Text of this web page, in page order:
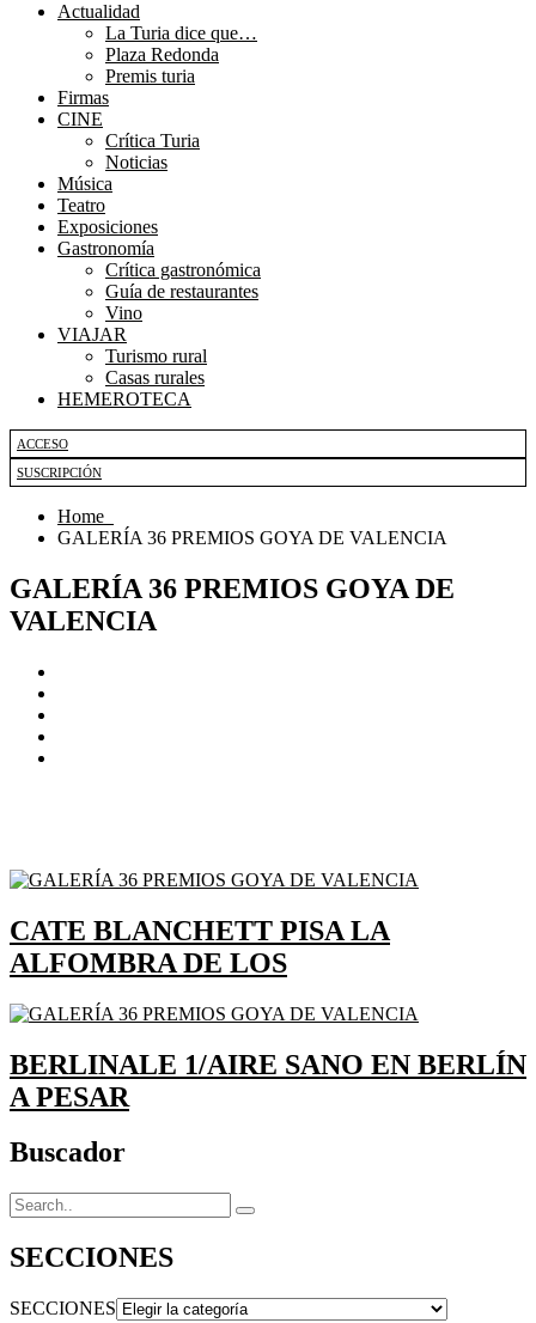
Actualidad
La Turia dice que…
Plaza Redonda
Premis turia
Firmas
CINE
Crítica Turia
Noticias
Música
Teatro
Exposiciones
Gastronomía
Crítica gastronómica
Guía de restaurantes
Vino
VIAJAR
Turismo rural
Casas rurales
HEMEROTECA
ACCESO
SUSCRIPCIÓN
Home
GALERÍA 36 PREMIOS GOYA DE VALENCIA
GALERÍA 36 PREMIOS GOYA DE
VALENCIA
CATE BLANCHETT PISA LA
ALFOMBRA DE LOS
BERLINALE 1/AIRE SANO EN BERLÍN
A PESAR
Buscador
SECCIONES
SECCIONES